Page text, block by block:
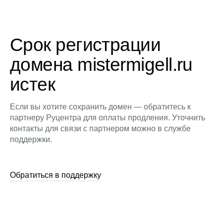
Срок регистрации
домена mistermigell.ru
истек
Если вы хотите сохранить домен — обратитесь к
партнеру Руцентра для оплаты продления. Уточнить
контакты для связи с партнером можно в службе
поддержки.
Обратиться в поддержку